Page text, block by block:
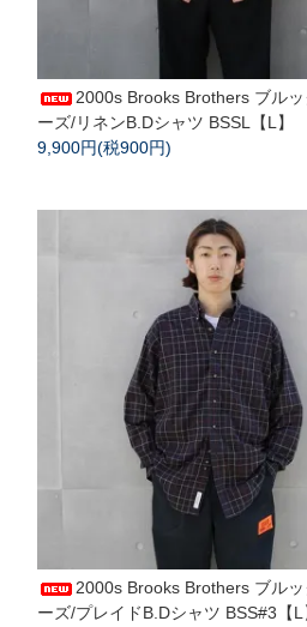
2000s Brooks Brothers ブル
ーズ/リネンB.Dシャツ BSSL【L】
9,900円(税900円)
2000s Brooks Brothers ブル
ーズ/プレイドB.Dシャツ BSS#3【L